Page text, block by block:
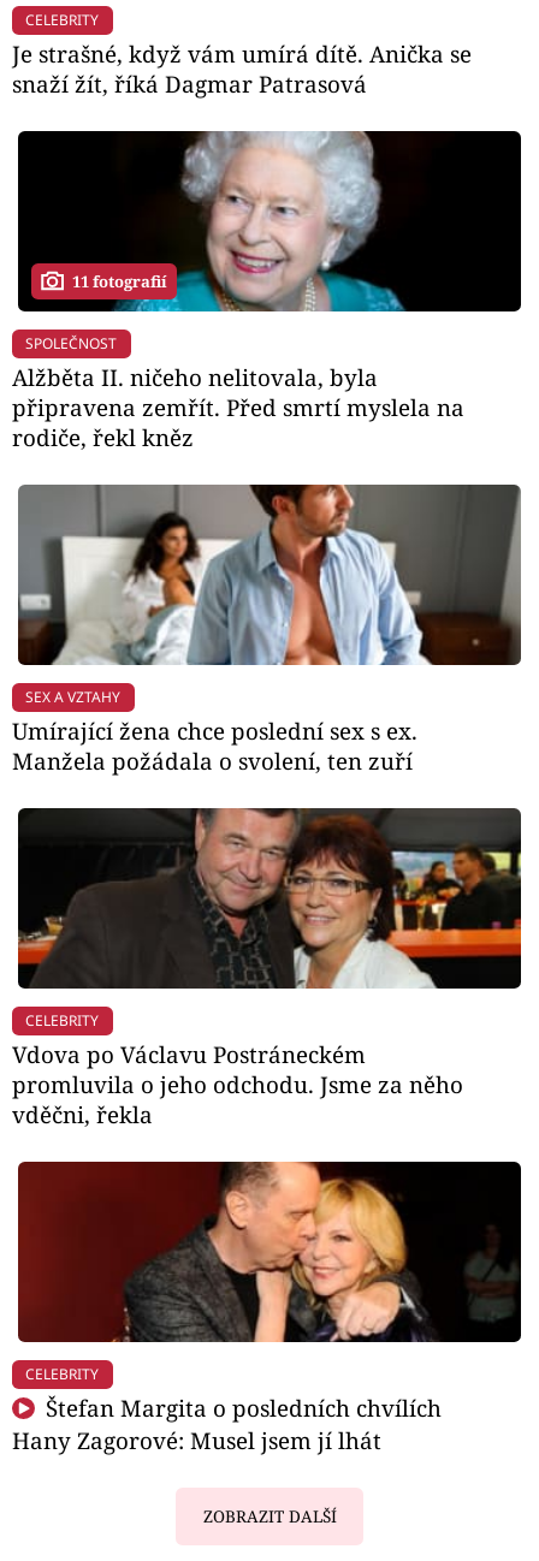
CELEBRITY
Je strašné, když vám umírá dítě. Anička se
snaží žít, říká Dagmar Patrasová
11 fotografií
SPOLEČNOST
Alžběta II. ničeho nelitovala, byla
připravena zemřít. Před smrtí myslela na
rodiče, řekl kněz
SEX A VZTAHY
Umírající žena chce poslední sex s ex.
Manžela požádala o svolení, ten zuří
CELEBRITY
Vdova po Václavu Postráneckém
promluvila o jeho odchodu. Jsme za něho
vděčni, řekla
CELEBRITY
Štefan Margita o posledních chvílích
Hany Zagorové: Musel jsem jí lhát
ZOBRAZIT DALŠÍ